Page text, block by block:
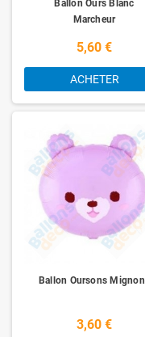
Ballon Ours Blanc
Marcheur
5,60 €
ACHETER
Ballon Oursons
3,60 €